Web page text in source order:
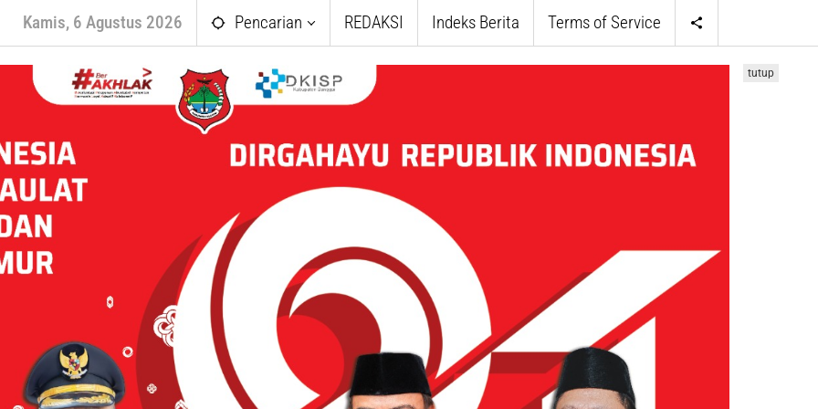
Kamis, 6 Agustus 2026 Pencarian REDAKSI Indeks Berita Terms of Service
tutup